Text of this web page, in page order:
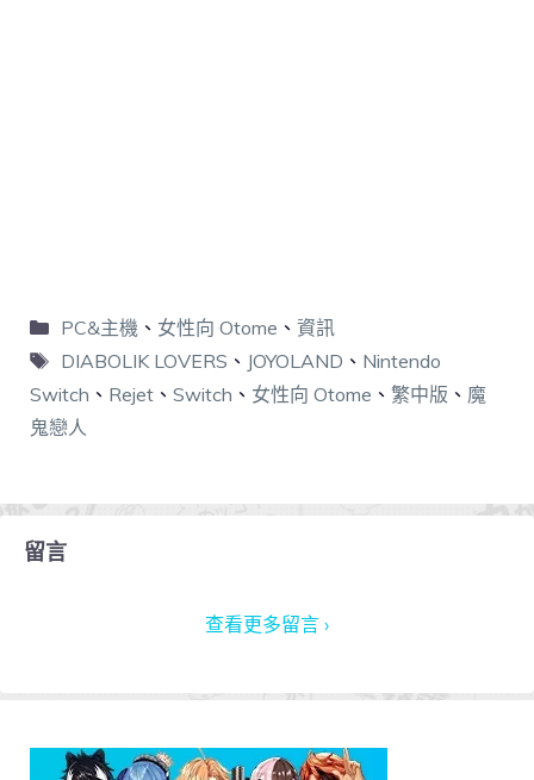
PC&主機 、 女性向 Otome 、 資訊
DIABOLIK LOVERS 、 JOYOLAND 、 Nintendo
Switch 、 Rejet 、 Switch 、 女性向 Otome 、 繁中版 、 魔
鬼戀人
留言
查看更多留言 ›